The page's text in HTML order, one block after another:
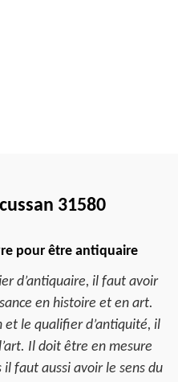
31580
pour être antiquaire
d’antiquaire, il faut avoir
en histoire et en art.
et le qualifier d’antiquité, il
Il doit être en mesure
il faut aussi avoir le sens du